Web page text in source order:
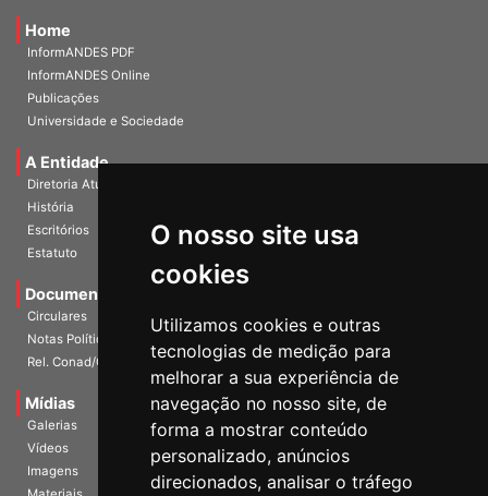
O nosso site usa
cookies
Utilizamos cookies e outras
tecnologias de medição para
melhorar a sua experiência de
navegação no nosso site, de
forma a mostrar conteúdo
personalizado, anúncios
direcionados, analisar o tráfego
Home
InformANDES PDF
InformANDES Online
Publicações
Universidade e Sociedade
A Entidade
Diretoria Atual
História
Escritórios
Estatuto
Documentos
Circulares
Notas Políticas
Rel. Conad/Congresso
Mídias
Galerias
Vídeos
Imagens